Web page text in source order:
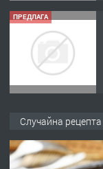
ПРЕДЛАГА
Случайна рецепта